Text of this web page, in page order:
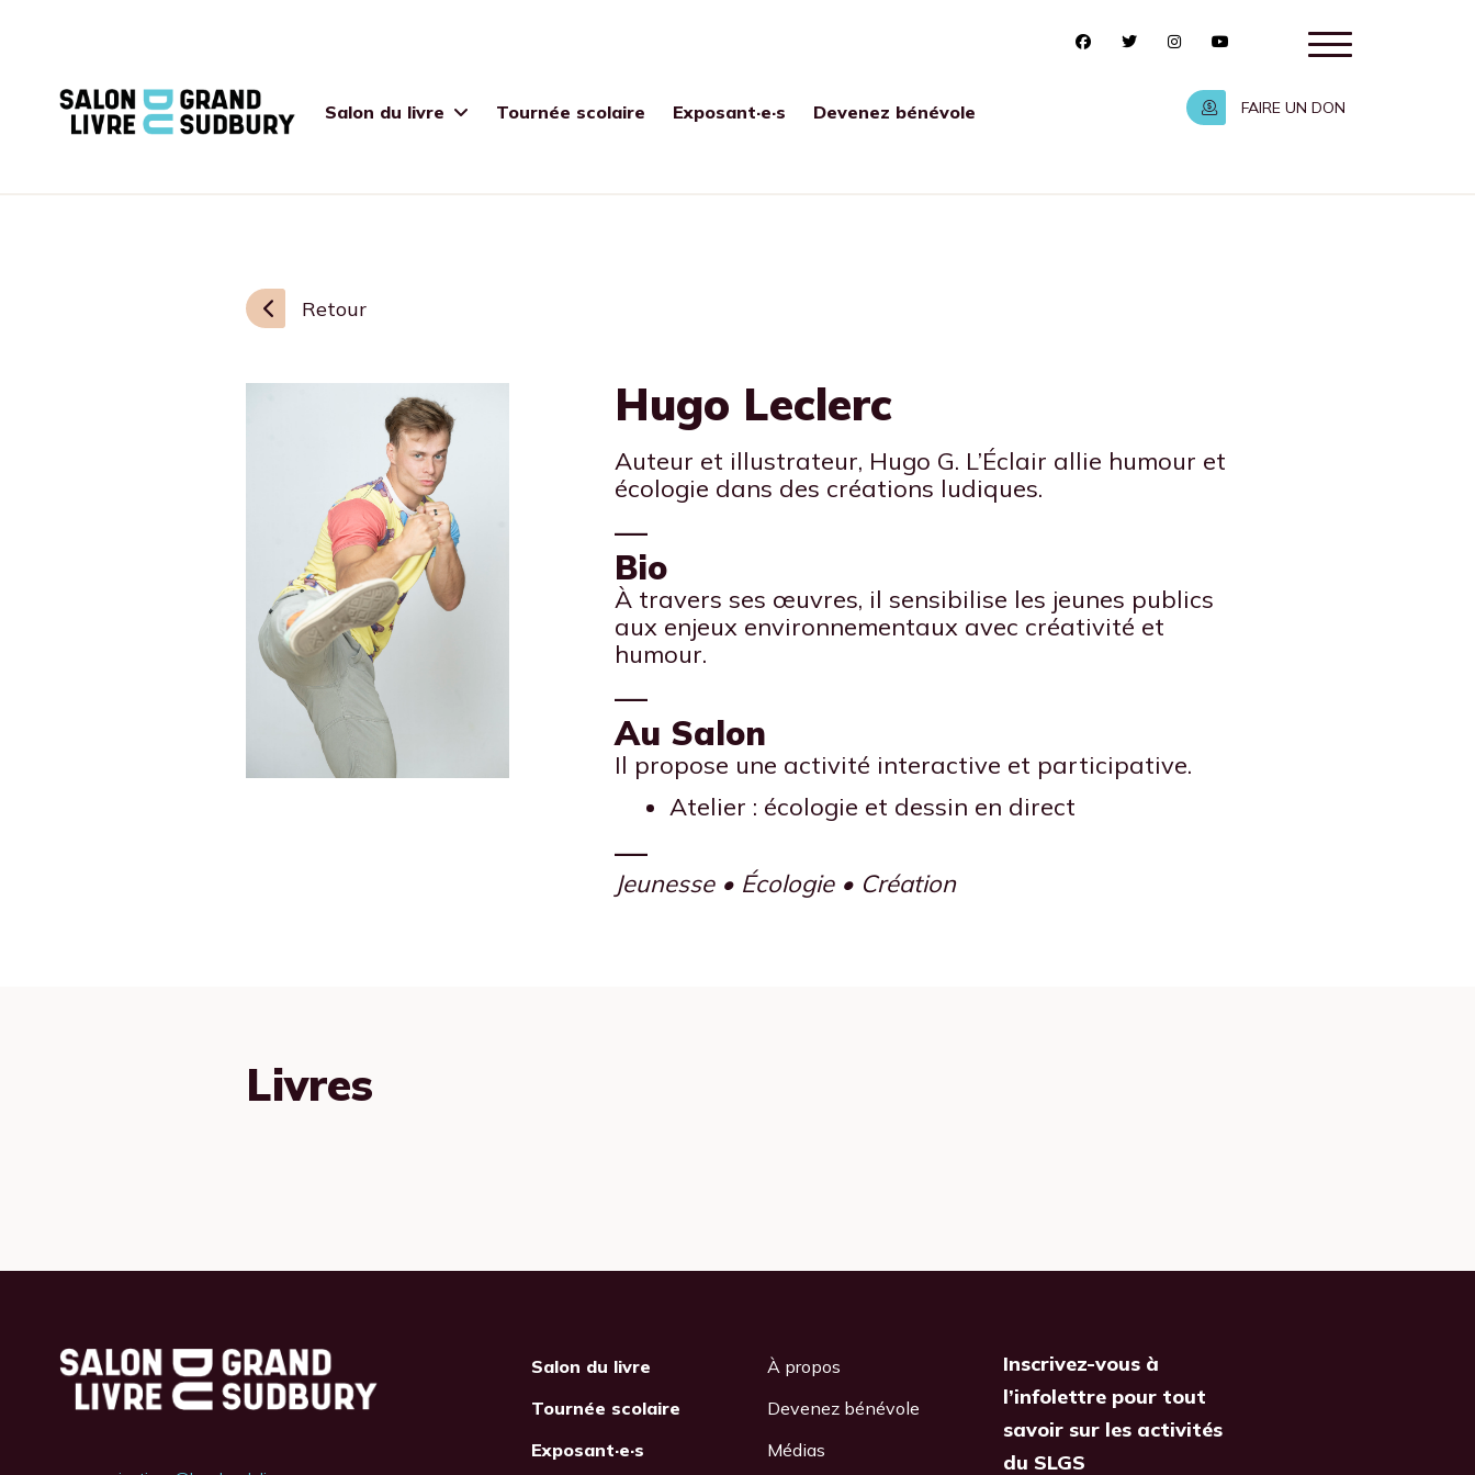
Salon du livre Tournée scolaire Exposant·e·s Devenez bénévole FAIRE UN DON
Retour
Hugo Leclerc
Auteur et illustrateur, Hugo G. L’Éclair allie humour et
écologie dans des créations ludiques.
—
Bio
À travers ses œuvres, il sensibilise les jeunes publics
aux enjeux environnementaux avec créativité et
humour.
—
Au Salon
Il propose une activité interactive et participative.
Atelier : écologie et dessin en direct
—
Jeunesse • Écologie • Création
Livres
Salon du livre
Tournée scolaire
Exposant·e·s
À propos
Devenez bénévole
Médias
Inscrivez-vous à
l’infolettre pour tout
savoir sur les activités
du SLGS